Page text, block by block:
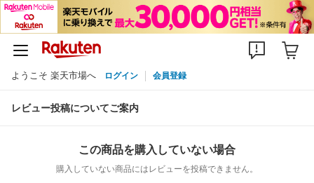
ようこそ 楽天市場へ ログイン 会員登録
レビュー投稿についてご案内
この商品を購入していない場合
購入していない商品にはレビューを投稿できません。